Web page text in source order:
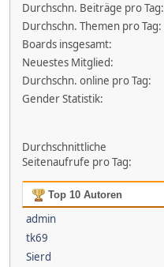
Durchschn. Beiträge pro Tag:
Durchschn. Themen pro Tag:
Boards insgesamt:
Neuestes Mitglied:
Durchschn. online pro Tag:
Gender Statistik:
Durchschnittliche
Seitenaufrufe pro Tag:
Top 10 Autoren
admin
tk69
Sierd